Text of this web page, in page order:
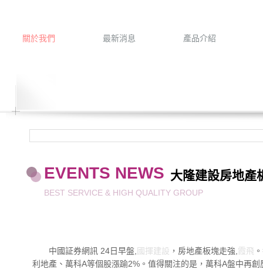
關於我們 最新消息 產品介紹
EVENTS NEWS 大隆建設房地產
BEST SERVICE & HIGH QUALITY GROUP
中國証券網訊 24日早盤, 國揮建設 ，房地產板塊走強, 霞飛
利地產、萬科A等個股漲踰2%。值得關注的是，萬科A盤中再創